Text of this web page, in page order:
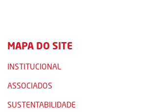
MAPA DO SITE
INSTITUCIONAL
ASSOCIADOS
SUSTENTABILIDADE